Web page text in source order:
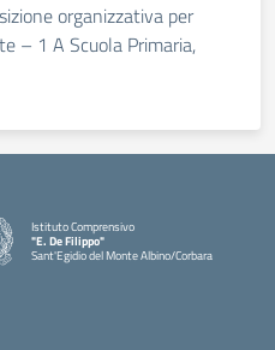
organizzativa per
– 1 A Scuola Primaria,
Istituto Comprensivo
"E. De Filippo"
Sant'Egidio del Monte Albino/Corbara